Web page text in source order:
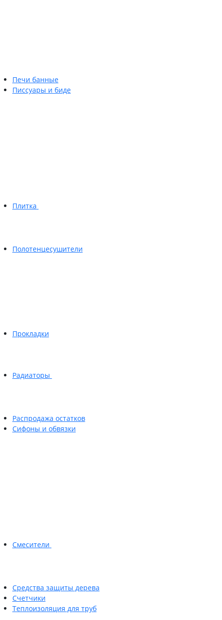
Печи банные
Писсуары и биде
Плитка
Полотенцесушители
Прокладки
Радиаторы
Распродажа остатков
Сифоны и обвязки
Смесители
Средства защиты дерева
Счетчики
Теплоизоляция для труб